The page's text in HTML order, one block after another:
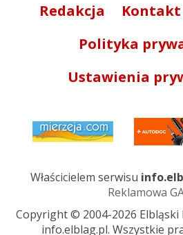
Redakcja Kontakt
Polityka
Ustawienia
Właścicielem serwisu
Reklamowa
Copyright © 2004-2026
info.elblag.pl. Wszystkie